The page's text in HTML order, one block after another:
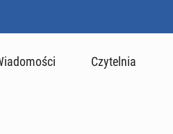
Czytelnia